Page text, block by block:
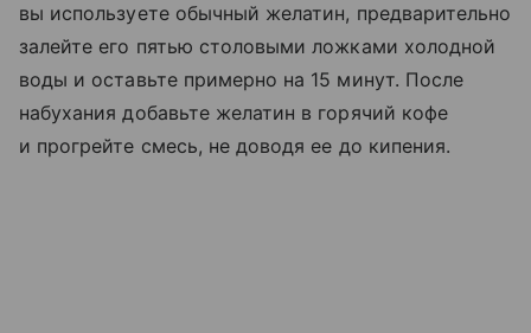
вы используете обычный желатин, предварительно
залейте его пятью столовыми ложками холодной
воды и оставьте примерно на 15 минут. После
набухания добавьте желатин в горячий кофе
и прогрейте смесь, не доводя ее до кипения.